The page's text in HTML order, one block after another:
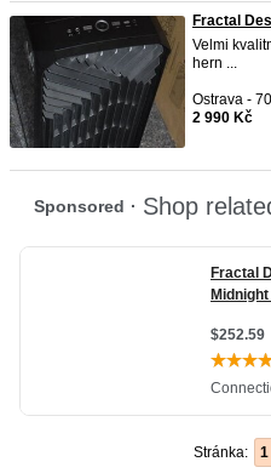
Fractal
Velmi
hern ...
Ostrava -
2 990 Kč
Stránka: 1